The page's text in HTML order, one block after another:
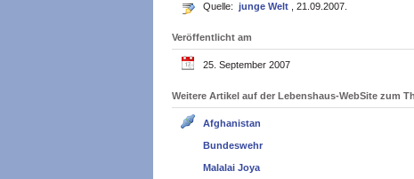
Quelle: junge Welt , 21.09.2007.
Veröffentlicht am
25. September 2007
Weitere Artikel auf der Lebenshaus-WebSite zum
Afghanistan
Bundeswehr
Malalai Joya